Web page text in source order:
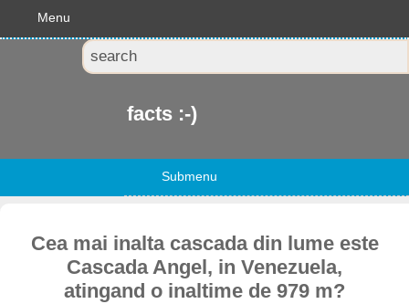
Menu
facts :-)
Submenu
Cea mai inalta cascada din lume este
Cascada Angel, in Venezuela,
atingand o inaltime de 979 m?